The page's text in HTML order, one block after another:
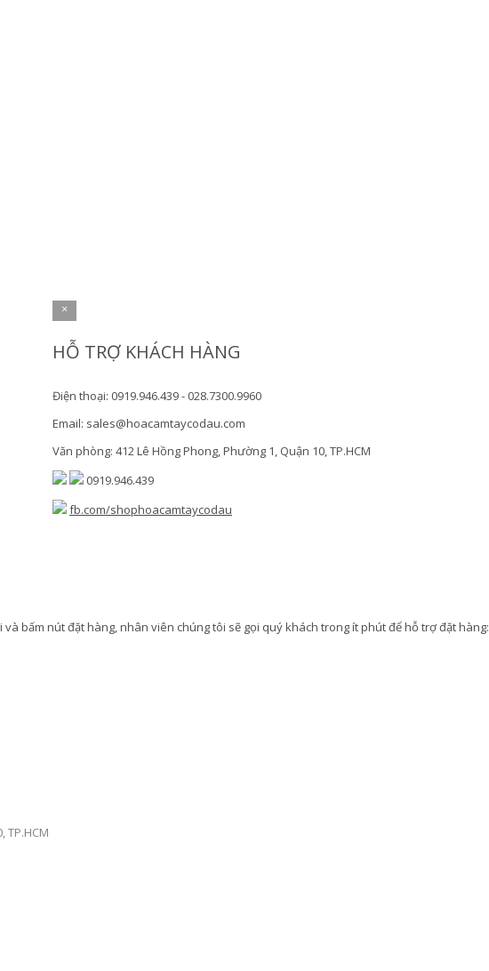
×
HỖ TRỢ KHÁCH HÀNG
Điện thoại: 0919.946.439 - 028.7300.9960
Email: sales@hoacamtaycodau.com
Văn phòng: 412 Lê Hồng Phong, Phường 1, Quận 10, TP.HCM
0919.946.439
fb.com/shophoacamtaycodau
bấm nút đặt hàng, nhân viên chúng tôi sẽ gọi quý khách trong ít phút để hỗ trợ đặt hàng:
TP.HCM